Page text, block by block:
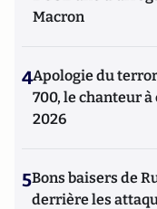
Macron
4Apologie du
700, le chanteur à
2026
5Bons baisers de
derrière les